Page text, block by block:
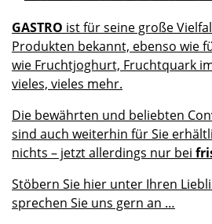
GASTRO ist für seine große
Produkten bekannt, ebenso wie
wie Fruchtjoghurt, Fruchtquark
vieles, vieles mehr.
Die bewährten und beliebten
sind auch weiterhin für Sie
nichts – jetzt allerdings nur bei
Stöbern Sie hier unter Ihren
sprechen Sie uns gern an …